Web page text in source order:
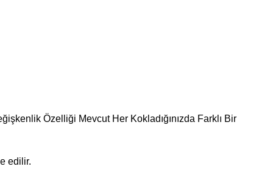
Özelliği Mevcut Her Kokladığınızda Farklı Bir
edilir.